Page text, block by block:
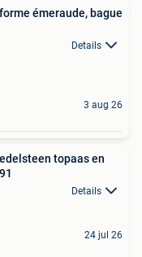
émeraude, bague
Details
3 aug 26
topaas en
Details
24 jul 26